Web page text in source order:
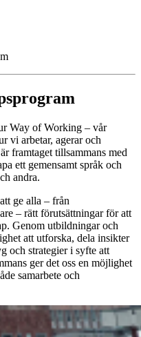
Way of Working – vår
vi arbetar, agerar och
framtaget tillsammans med
ett gemensamt språk och
andra.
ge alla – från
– rätt förutsättningar för att
Genom utbildningar och
att utforska, dela insikter
och strategier i syfte att
ger det oss en möjlighet
samarbete och